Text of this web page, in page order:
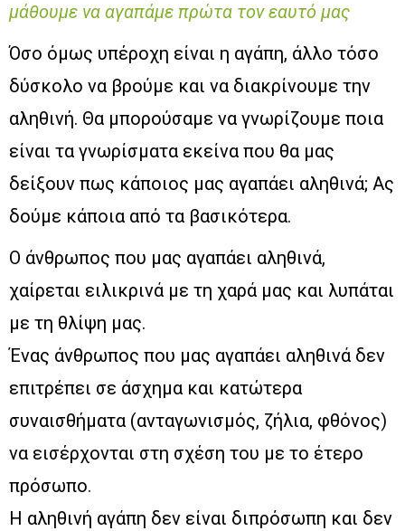
μάθουμε να αγαπάμε πρώτα τον εαυτό μας
Όσο όμως υπέροχη είναι η αγάπη, άλλο τόσο
δύσκολο να βρούμε και να διακρίνουμε την
αληθινή. Θα μπορούσαμε να γνωρίζουμε ποια
είναι τα γνωρίσματα εκείνα που θα μας
δείξουν πως κάποιος μας αγαπάει αληθινά; Ας
δούμε κάποια από τα βασικότερα.
Ο άνθρωπος που μας αγαπάει αληθινά,
χαίρεται ειλικρινά με τη χαρά μας και λυπάται
με τη θλίψη μας.
Ένας άνθρωπος που μας αγαπάει αληθινά δεν
επιτρέπει σε άσχημα και κατώτερα
συναισθήματα (ανταγωνισμός, ζήλια, φθόνος)
να εισέρχονται στη σχέση του με το έτερο
πρόσωπο.
Η αληθινή αγάπη δεν είναι διπρόσωπη και δεν